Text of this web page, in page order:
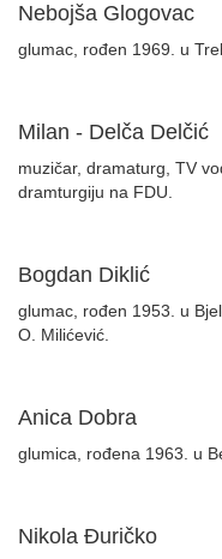
Nebojša Glogovac
glumac, rođen 1969. u
Milan - Delča Delčić
muzičar, dramaturg, TV
dramturgiju na FDU.
Bogdan Diklić
glumac, rođen 1953. u
O. Milićević.
Anica Dobra
glumica, rođena 1963. u
Nikola Đuričko